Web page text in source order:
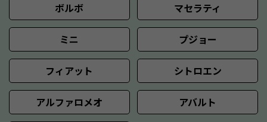
ボルボ マセラティ
ミニ プジョー
フィアット シトロエン
アルファロメオ アバルト